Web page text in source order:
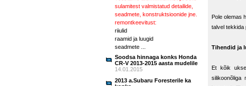
sulamitest valmistatud detailide,
seadmete, konstruktsioonide jne.
remontkeevitust:
riiulid
raamid ja luugid
seadmete ...
Soodsa hinnaga konks Honda
CR-V 2013-2015 aasta mudelile
14.01.2015
2013 a.Subaru Foresterile ka
Pole olemas
talvel tekkida
Tihendid ja
Et kõik
silikoonõliga